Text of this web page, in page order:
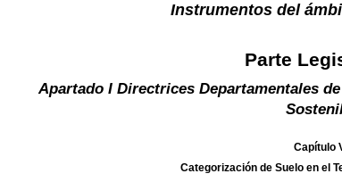
Instrumentos del
Parte
Apartado I Directrices Departamentales
Capítulo
Categorización de Suelo en el